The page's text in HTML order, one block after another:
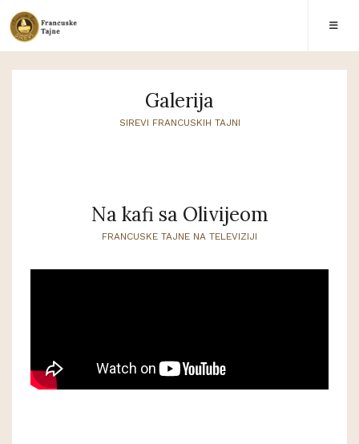
Galerija
SIREVI FRANCUSKIH TAJNI
Na kafi sa Olivijeom
FRANCUSKE TAJNE NA TELEVIZIJI